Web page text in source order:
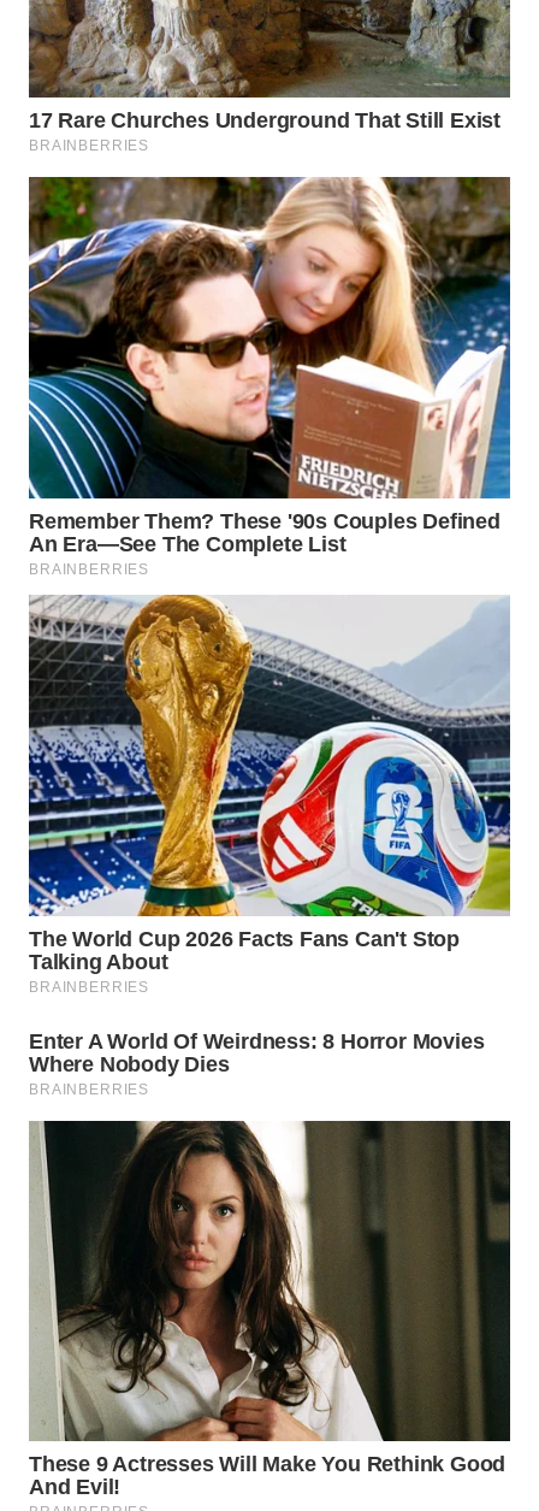
WN
SUMEDANG
WN
WN
KEPULAUAN
SERIBU
WN
TANGERANG
WN
BINJAI
WN
CIREBON
WN
INDRAMAYU
WN
KUNINGAN
WN
MAJALENGKA
WN
SUBANG
WN
SUKABUMI
WN
PURWAKARTA
PRIANGAN
SEMARANG
WN
SOLO
WN
BOROBUDUR